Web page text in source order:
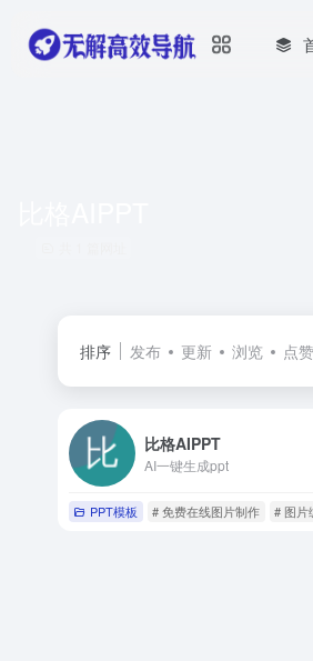
排序 发布 更新 浏览 点赞
比格AIPPT
AI一键生成ppt
PPT模板 # 免费在线图片制作 # 图片